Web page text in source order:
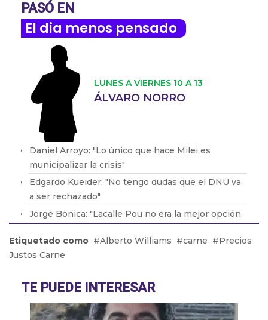
PASÓ EN
El dia menos pensado
LUNES A VIERNES 10 A 13
ÁLVARO NORRO
Daniel Arroyo: "Lo único que hace Milei es
municipalizar la crisis"
Edgardo Kueider: "No tengo dudas que el DNU va
a ser rechazado"
Jorge Bonica: "Lacalle Pou no era la mejor opción
después de 15 años"
Gustavo Siegrist: "Florida se ha vuelto en el
Matías Barroetaveña: "Mi líder es Cristina
Fernández de Kirchner"
Etiquetado como Alberto Williams carne
Precios
Justos Carne
TE PUEDE INTERESAR